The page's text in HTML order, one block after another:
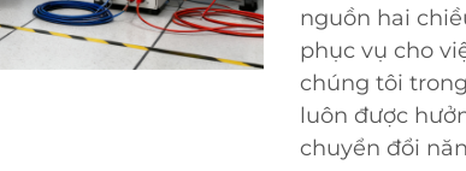
nguồn hai
phục vụ cho
chúng tôi
luôn được
chuyển đổi